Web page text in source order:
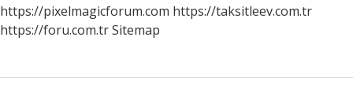
https://pixelmagicforum.com https://taksitleev.com.tr
https://foru.com.trSitemap